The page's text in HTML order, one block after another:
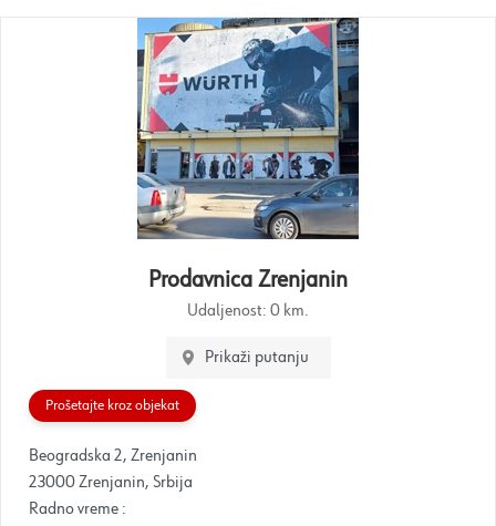
Prodavnica Zrenjanin
Udaljenost: 0 km.
Prikaži putanju
Prošetajte kroz objekat
Beogradska 2, Zrenjanin
23000 Zrenjanin, Srbija
Radno vreme :